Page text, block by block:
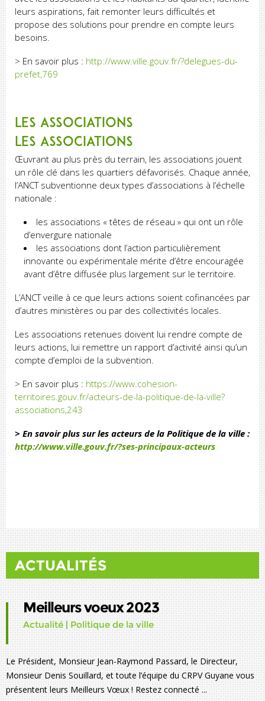
leurs aspirations, fait remonter leurs difficultés et
propose des solutions pour prendre en compte leurs
besoins.
> En savoir plus : http://www.ville.gouv.fr/?delegues-du-
prefet,769
Les associations
Les associations
Œuvrant au plus près du terrain, les associations jouent
un rôle clé dans les quartiers défavorisés. Chaque année,
l’ANCT subventionne deux types d’associations à l’échelle
nationale :
les associations « têtes de réseau » qui ont un rôle
d’envergure nationale
les associations dont l’action particulièrement
innovante ou expérimentale mérite d’être encouragée
avant d’être diffusée plus largement sur le territoire.
L’ANCT veille à ce que leurs actions soient cofinancées par
d’autres ministères ou par des collectivités locales.
Les associations retenues doivent lui rendre compte de
leurs actions, lui remettre un rapport d’activité ainsi qu’un
compte d’emploi de la subvention.
> En savoir plus : https://www.cohesion-
territoires.gouv.fr/acteurs-de-la-politique-de-la-ville?
associations,243
> En savoir plus sur les acteurs de la Politique de la ville :
http://www.ville.gouv.fr/?ses-principaux-acteurs
ACTUALITÉS
Meilleurs voeux 2023
Actualité | Politique de la ville
Le Président, Monsieur Jean-Raymond Passard, le Directeur,
Monsieur Denis Souillard, et toute l’équipe du CRPV Guyane vous
présentent leurs Meilleurs Vœux ! Restez connecté ...